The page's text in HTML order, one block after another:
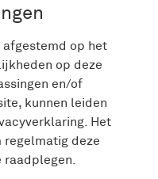
afgestemd op het
op deze
en/of
kunnen leiden
Het
regelmatig deze
raadplegen.